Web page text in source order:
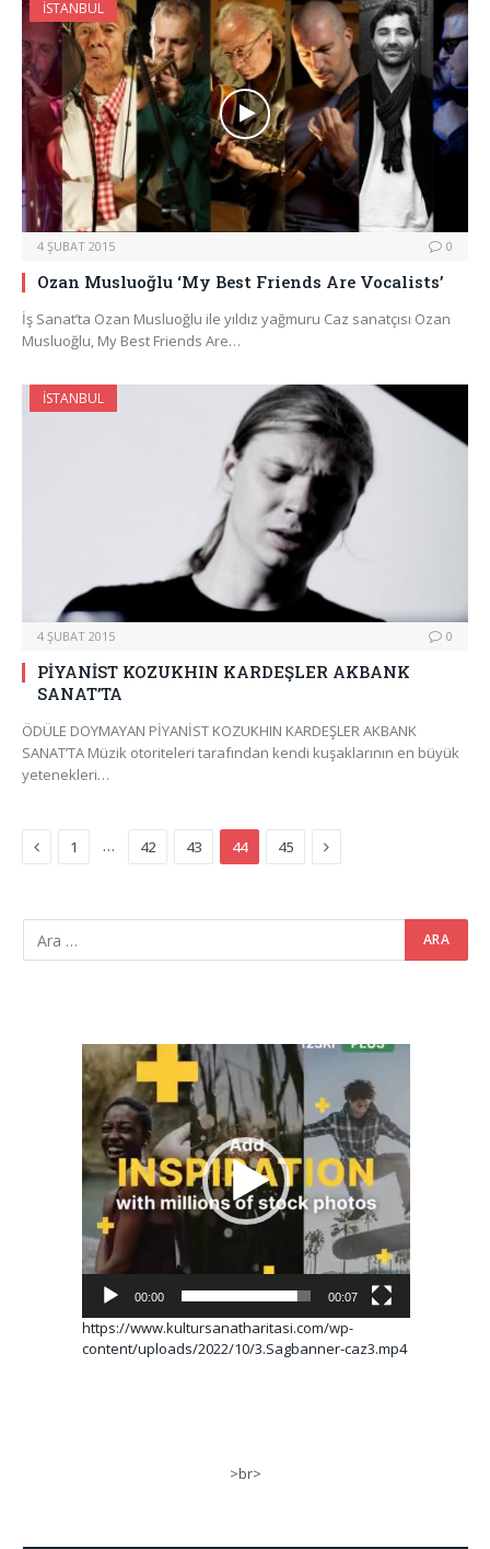
İSTANBUL
4 ŞUBAT 2015 0
Ozan Musluoğlu ‘My Best Friends Are Vocalists’
İş Sanat’ta Ozan Musluoğlu ile yıldız yağmuru Caz sanatçısı Ozan
Musluoğlu, My Best Friends Are…
İSTANBUL
4 ŞUBAT 2015 0
PİYANİST KOZUKHIN KARDEŞLER AKBANK
SANAT’TA
ÖDÜLE DOYMAYAN PİYANİST KOZUKHIN KARDEŞLER AKBANK
SANAT’TA Müzik otoriteleri tarafından kendi kuşaklarının en büyük
yetenekleri…
Previous
1 … 42 43 44 45 Next
Video
oynatıcı
00:00 00:07
https://www.kultursanatharitasi.com/wp-
content/uploads/2022/10/3.Sagbanner-caz3.mp4
>br>